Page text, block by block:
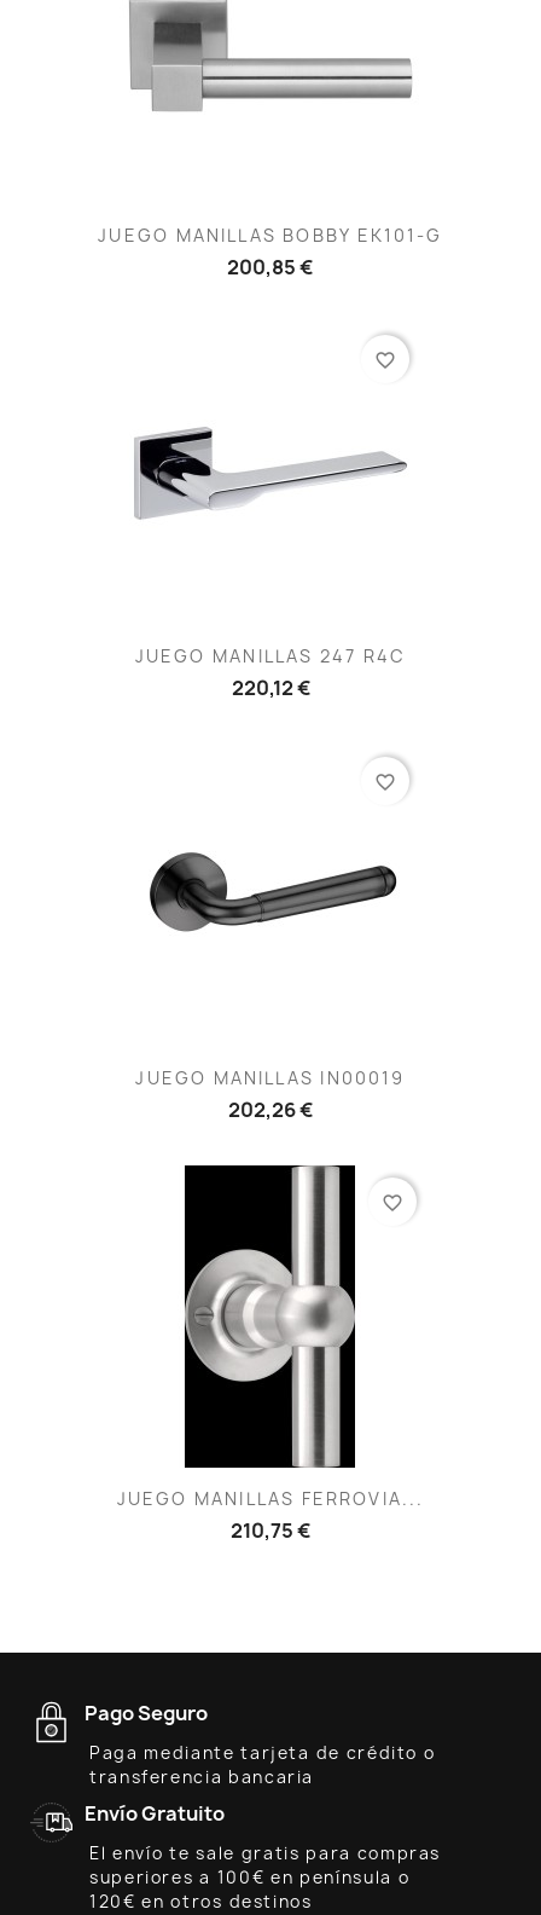
JUEGO MANILLAS BOBBY EK101-G
200,85 €
JUEGO MANILLAS 247 R4C
220,12 €
favorite_border
JUEGO MANILLAS IN00019
202,26 €
favorite_border
JUEGO MANILLAS FERROVIA...
210,75 €
favorite_border
Pago Seguro
Paga mediante tarjeta de crédito o
transferencia bancaria
Envío Gratuito
El envío te sale gratis para compras
superiores a 100€ en península o
120€ en otros destinos